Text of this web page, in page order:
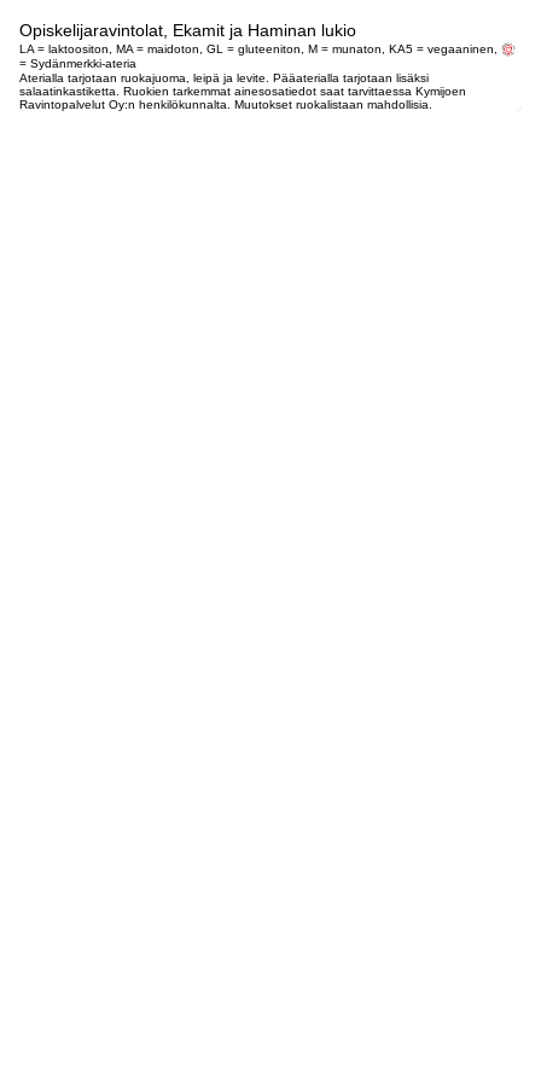
Opiskelijaravintolat, Ekamit ja Haminan lukio
LA = laktoositon, MA = maidoton, GL = gluteeniton, M = munaton, KA5 = vegaaninen,
= Sydänmerkki-ateria
Aterialla tarjotaan ruokajuoma, leipä ja levite. Pääaterialla tarjotaan lisäksi
salaatinkastiketta. Ruokien tarkemmat ainesosatiedot saat tarvittaessa Kymijoen
Ravintopalvelut Oy:n henkilökunnalta. Muutokset ruokalistaan mahdollisia.